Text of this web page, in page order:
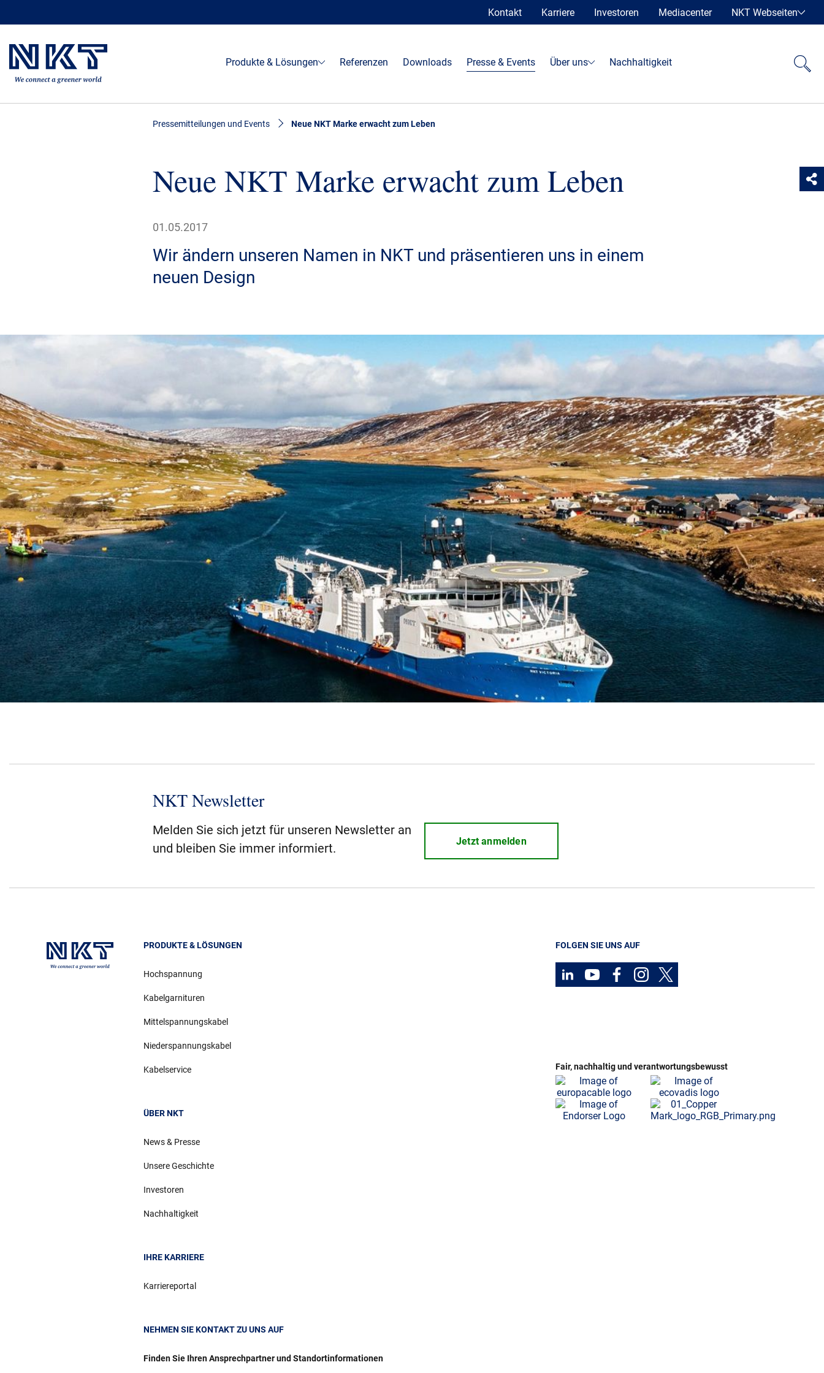
Kontakt Karriere Investoren Mediacenter NKT Webseiten
Produkte & Lösungen Referenzen Downloads Presse & Events Über uns Nachhaltigkeit
Neue NKT Marke erwacht zum Leben
01.05.2017
Wir ändern unseren Namen in NKT und präsentieren uns in einem
neuen Design
Pressemitteilungen und Events Neue NKT Marke erwacht zum Leben
NKT Newsletter
Melden Sie sich jetzt für unseren Newsletter an
und bleiben Sie immer informiert.
Jetzt anmelden
PRODUKTE & LÖSUNGEN
Hochspannung
Kabelgarnituren
Mittelspannungskabel
Niederspannungskabel
Kabelservice
ÜBER NKT
News & Presse
Unsere Geschichte
Investoren
Nachhaltigkeit
IHRE KARRIERE
Karriereportal
NEHMEN SIE KONTAKT ZU UNS AUF
Finden Sie Ihren Ansprechpartner und Standortinformationen
FOLGEN SIE UNS AUF
Fair, nachhaltig und verantwortungsbewusst